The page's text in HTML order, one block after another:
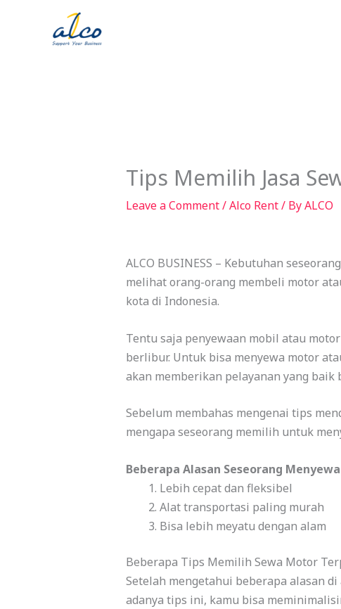
Tips Memilih Jasa
Leave a Comment/Alco Rent/ ByALCO
ALCO BUSINESS – Kebutuhan
melihat orang-orang membeli motor
kota di Indonesia.
Tentu saja penyewaan mobil atau
berlibur. Untuk bisa menyewa motor
akan memberikan pelayanan yang baik
Sebelum membahas mengenai tips
mengapa seseorang memilih untuk
Beberapa Alasan Seseorang
Lebih cepat dan fleksibel
Alat transportasi paling murah
Bisa lebih meyatu dengan alam
Beberapa Tips Memilih Sewa Motor
Setelah mengetahui beberapa alasan
adanya tips ini, kamu bisa